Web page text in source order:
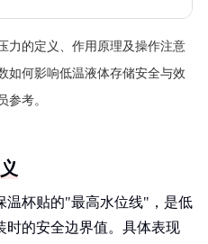
力的定义、作用原理及操作注意
如何影响低温液体存储安全与效
参考。
温杯贴的"最高水位线"，是低
时的安全边界值。具体表现